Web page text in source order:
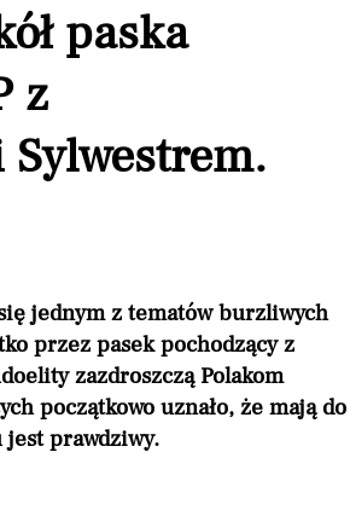
paska
z
jednym z tematów burzliwych
przez pasek pochodzący z
zazdroszczą Polakom
początkowo uznało, że mają do
jest prawdziwy.